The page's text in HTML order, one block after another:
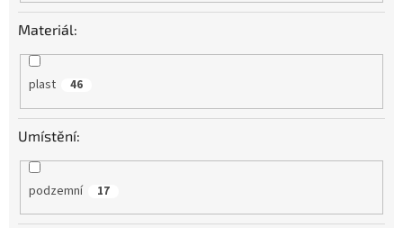
Materiál:
plast 46
Umístění:
podzemní 17